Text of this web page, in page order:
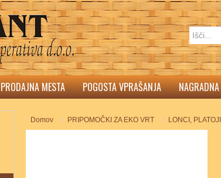
PRODAJNA MESTA POGOSTA VPRAŠANJA
Domov PRIPOMOČKI ZA EKO VRT LONCI, PLATOJI